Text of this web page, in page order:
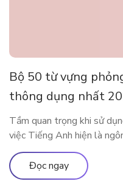
Bộ 50 từ vựng
thông dụng nhất
Tầm quan trọng khi sử
việc Tiếng Anh hiện là
cả giao tiếp đời sống
doanh nghiệp đã liệt kê
trọng trong bản mô tả […]
Đọc ngay